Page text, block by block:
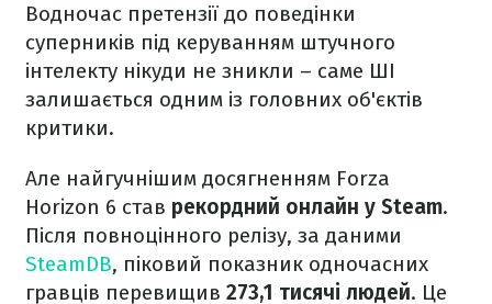
Водночас претензії до поведінки
суперників під керуванням штучного
інтелекту нікуди не зникли – саме ШІ
залишається одним із головних об'єктів
критики.
Але найгучнішим досягненням Forza
Horizon 6 став рекордний онлайн у Steam.
Після повноцінного релізу, за даними
SteamDB, піковий показник одночасних
гравців перевищив 273,1 тисячі людей. Це